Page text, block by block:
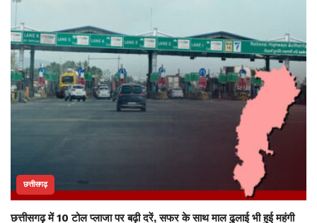
छत्तीसगढ़
छत्तीसगढ़ में 10 टोल प्लाजा पर बढ़ी दरें, सफर के साथ माल ढुलाई भी हुई महंगी